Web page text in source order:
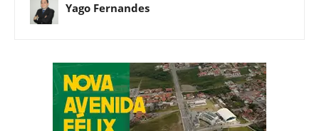
Yago Fernandes